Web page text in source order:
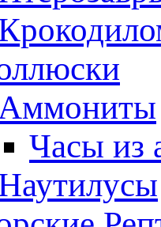
Часы из